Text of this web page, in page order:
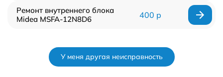
Ремонт внутреннего блока
Midea MSFA-12N8D6
400 р
У меня другая неисправность